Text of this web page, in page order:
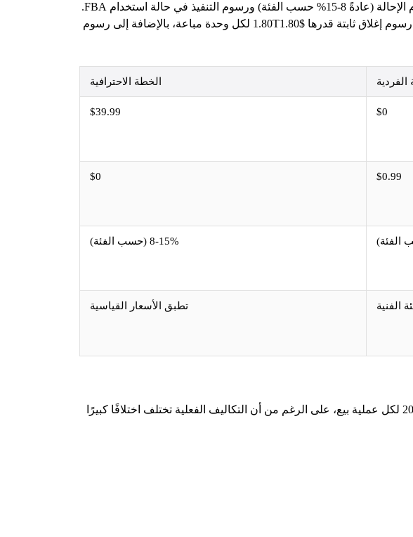
دعنا نتحدث عن الأرقام الحقيقية. رسوم $0.99T لكل عنصر ليست التكلفة الوحيدة. تفرض أمازون رسوم الإحالة (عادةً 8-15% حسب الفئة) ورسوم التنفيذ في حالة استخدام FBA.
بالنسبة لعناصر الوسائط (الكتب وأقراص DVD والموسيقى وألعاب الفيديو وما إلى ذلك)، تطبق أمازون رسوم إغلاق ثابتة قدرها $1.80T1.80 لكل وحدة مباعة، بالإضافة إلى رسوم
الفردية الخطة الاحترافية
$0
$39.99
$0.99
$0
8-15% (حسب الفئة)
الفنية تطبق الأسعار القياسية
وفقًا لمناقشات المجتمع على منتديات Seller Central، أبلغ بعض البائعين عن رسوم إجمالية تبلغ حوالي $20 لكل عملية بيع، على الرغم من أن التكاليف الفعلية تختلف اختلافًا كبيرًا